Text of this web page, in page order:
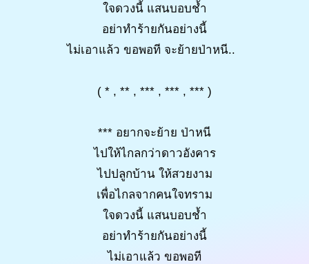
ใจดวงนี้ แสนบอบช้ำ
อย่าทำร้ายกันอย่างนี้
ไม่เอาแล้ว ขอพอที จะย้ายป่าหนี..
( * , ** , *** , *** , *** )
*** อยากจะย้าย ป่าหนี
ไปให้ไกลกว่าดาวอังคาร
ไปปลูกบ้าน ให้สวยงาม
เพื่อไกลจากคนใจทราม
ใจดวงนี้ แสนบอบช้ำ
อย่าทำร้ายกันอย่างนี้
ไม่เอาแล้ว ขอพอที